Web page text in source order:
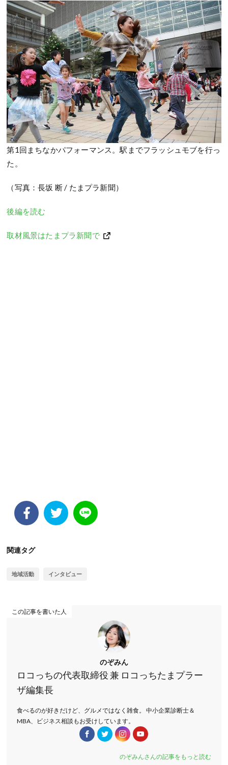
第1回まちなかパフォーマンス。駅までフラッシュモブを行っ
た。
（写真：長坂 断 / たまプラ新聞）
後編を読む
取材風景はたまプラ新聞で
関連タグ
地域活動 インタビュー
この記事を書いた人
のぞみん
ロコっちの代表取締役 兼 ロコっちたまプラー
ザ編集長
食べるのが好きだけど、グルメではなく雑食。 中小企業診断士＆
MBA、ビジネス相談もお受けしています。
のぞみんさんの記事をもっと読む